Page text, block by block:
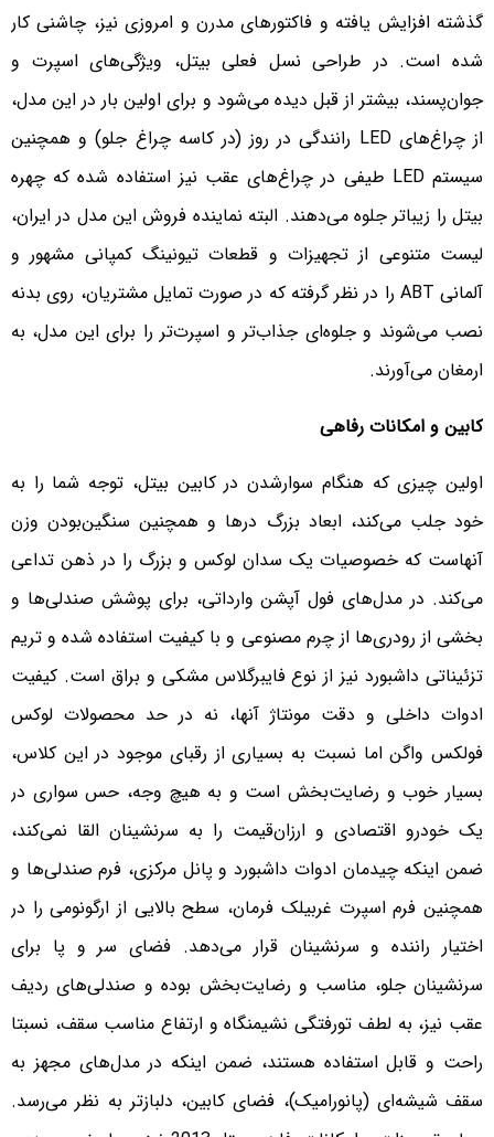
گذشته افزایش یافته و فاکتورهای مدرن و امروزی نیز، چاشنی کار
شده است. در طراحی نسل فعلی بیتل، ویژگی‌های اسپرت و
جوان‌پسند، بیشتر از قبل دیده می‌شود و برای اولین بار در این مدل،
از چراغ‌های LED رانندگی در روز (در کاسه چراغ جلو) و همچنین
سیستم LED طیفی در چراغ‌های عقب نیز استفاده شده که چهره
بیتل را زیباتر جلوه می‌دهند. البته نماینده فروش این مدل در ایران،
لیست متنوعی از تجهیزات و قطعات تیونینگ کمپانی مشهور و
آلمانی ABT را در نظر گرفته که در صورت تمایل مشتریان، روی بدنه
نصب می‌شوند و جلوه‌ای جذاب‌تر و اسپرت‌تر را برای این مدل، به
ارمغان می‌آورند.
کابین و امکانات رفاهی
اولین چیزی که هنگام سوار‌شدن در کابین بیتل، توجه شما را به
خود جلب می‌کند، ابعاد بزرگ در‌ها و همچنین سنگین‌بودن وزن
آنهاست که خصوصیات یک سدان لوکس و بزرگ را در ذهن تداعی
می‌کند. در مدل‌های فول آپشن وارداتی، برای پوشش صندلی‌ها و
بخشی از رودری‌ها از چرم مصنوعی و با کیفیت استفاده شده و تریم
تزئیناتی داشبورد نیز از نوع فایبرگلاس مشکی و براق است. کیفیت
ادوات داخلی و دقت مونتاژ آنها، نه در حد محصولات لوکس
فولکس واگن اما نسبت به بسیاری از رقبای موجود در این کلاس،
بسیار خوب و رضایت‌بخش است و به هیچ وجه، حس سواری در
یک خودرو اقتصادی و ارزان‌قیمت را به سرنشینان القا نمی‌کند،
ضمن اینکه چیدمان ادوات داشبورد و پانل مرکزی، فرم صندلی‌ها و
همچنین فرم اسپرت غربیلک فرمان، سطح بالایی از ارگونومی را در
اختیار راننده و سرنشینان قرار می‌دهد. فضای سر و پا برای
سرنشینان جلو، مناسب و رضایت‌بخش بوده و صندلی‌های ردیف
عقب نیز، به لطف تو‌رفتگی نشیمنگاه و ارتفاع مناسب سقف، نسبتا
راحت و قابل استفاده هستند، ضمن اینکه در مدل‌های مجهز به
سقف شیشه‌ای (پانورامیک)، فضای کابین، دلباز‌تر به نظر می‌رسد.